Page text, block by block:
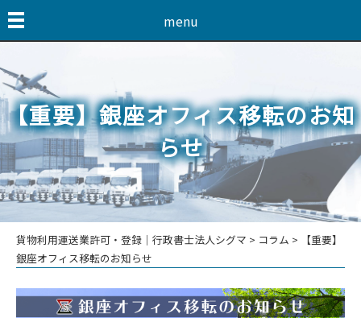
menu
【重要】銀座オフィス移転のお知
らせ
貨物利用運送業許可・登録│行政書士法人シグマ > コラム >
【重要】
銀座オフィス移転のお知らせ